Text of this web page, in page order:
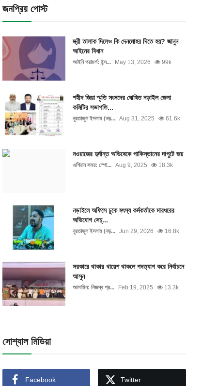
জনপ্রিয় পোস্ট
স্ত্রী তালাক দিলেও কি দেনমোহর দিতে হয়? জানুন
আইনের বিধান
আইনি পরামর্শ: ইন্স... May 13, 2026 99k
শহীদ জিয়া স্মৃতি সংসদের ঘোষিত নড়াইল জেলা
কমিটির সভাপতি...
নুরতাজুল ইসলাম (নড়... Aug 31, 2025 61.6k
নওয়াজের দুর্দান্ত অভিষেকে পাকিস্তানের দাপুটে জয়
এশিয়ান সময়: স্পো... Aug 9, 2025 18.3k
নড়াইলে অফিসে ঢুকে মৎস্য কর্মকর্তাকে মারধরের
অভিযোগ সেচ্...
নুরতাজুল ইসলাম (নড়... Jun 29, 2026 16.8k
সরকারে থাকার খায়েশ থাকলে পদত্যাগ করে নির্বাচনে
আসুন
আলামিন: নিজস্ব প্র... Feb 19, 2025 13.3k
সোশ্যাল মিডিয়া
Facebook Twitter